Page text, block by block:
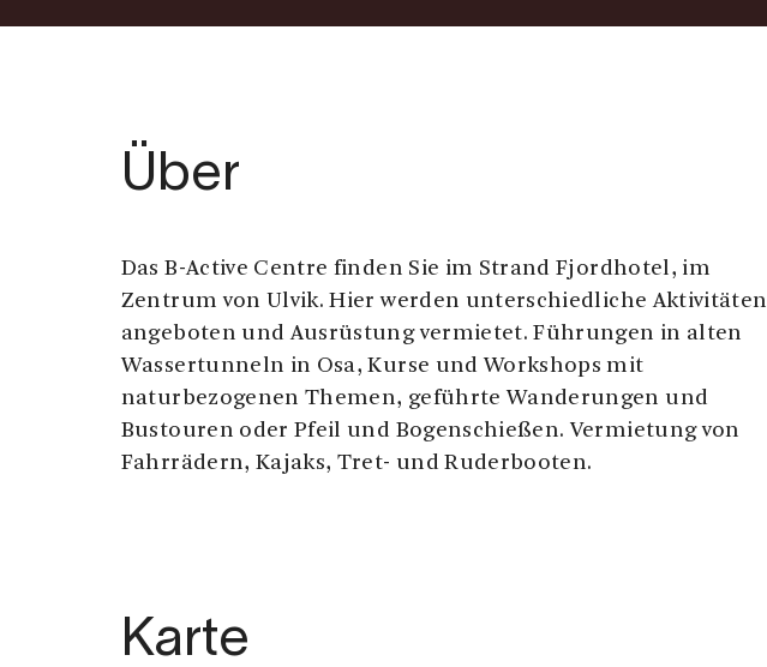
Über
Das B-Active Centre finden Sie im Strand Fjordhotel, im
Zentrum von Ulvik. Hier werden unterschiedliche Aktivitäten
angeboten und Ausrüstung vermietet. Führungen in alten
Wassertunneln in Osa, Kurse und Workshops mit
naturbezogenen Themen, geführte Wanderungen und
Bustouren oder Pfeil und Bogenschießen. Vermietung von
Fahrrädern, Kajaks, Tret- und Ruderbooten.
Karte